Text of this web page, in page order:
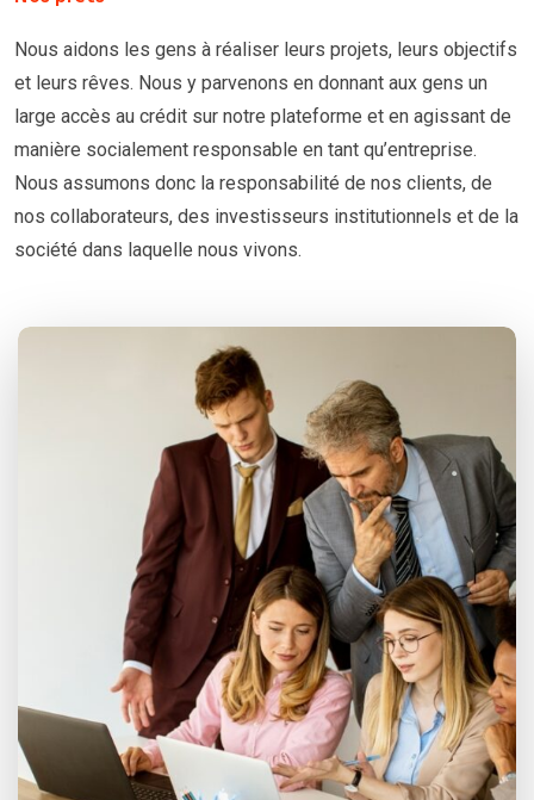
Nous aidons les gens à réaliser leurs projets, leurs objectifs
et leurs rêves. Nous y parvenons en donnant aux gens un
large accès au crédit sur notre plateforme et en agissant de
manière socialement responsable en tant qu’entreprise.
Nous assumons donc la responsabilité de nos clients, de
nos collaborateurs, des investisseurs institutionnels et de la
société dans laquelle nous vivons.